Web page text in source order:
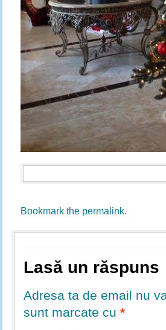
Bookmark the permalink.
Lasă un răspuns
Adresa ta de email nu
sunt marcate cu *